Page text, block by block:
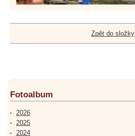
Zpět do složky
Fotoalbum
2026
2025
2024